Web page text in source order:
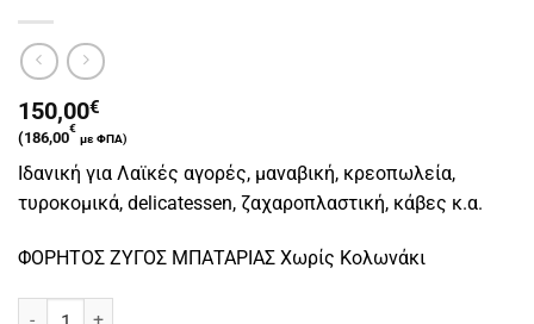
150,00€
(186,00
€
με ΦΠΑ)
Ιδανική για Λαϊκές αγορές, μαναβική, κρεοπωλεία,
τυροκομικά, delicatessen, ζαχαροπλαστική, κάβες κ.α.
ΦΟΡΗΤΟΣ ΖΥΓΟΣ ΜΠΑΤΑΡΙΑΣ Χωρίς Κολωνάκι
Ζυγαριά φορητή μπαταρίας Aclas PS1 XD ποσότητα